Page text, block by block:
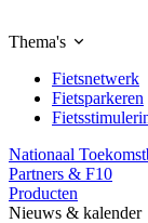
Thema's
Fietsnetwerk
Fietsparkeren
Nationaal
Partners & F10
Producten
Nieuws & kalender